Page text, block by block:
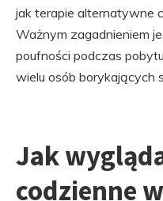
jak terapie alternatywne
Ważnym zagadnieniem
poufności podczas
wielu osób borykających
Jak
codzienne